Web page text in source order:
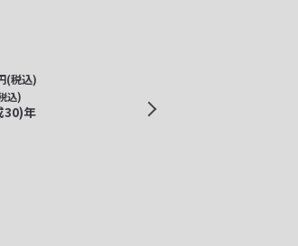
(税込)
込)
30)年